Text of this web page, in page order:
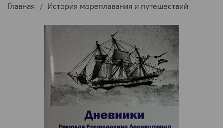
Главная История мореплавания и путешествий